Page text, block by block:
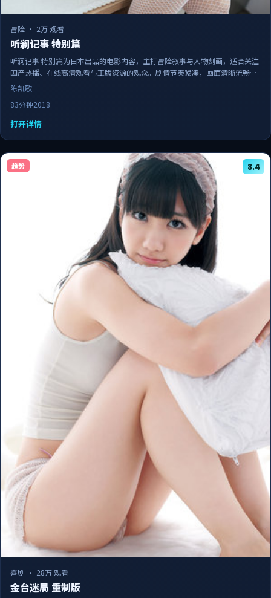
冒险 · 2万 观看
听澜记事 特别篇
听澜记事 特别篇为日本出品的电影内容，主打冒险叙事与人物刻画，适合关注
国产热播、在线高清观看与正版资源的观众。剧情节奏紧凑，画面清晰流畅，
可作为日常追剧与家庭观影的备选佳作。
陈凯歌
83分钟2018
打开详情
趋势 8.4
喜剧 · 28万 观看
金台迷局 重制版